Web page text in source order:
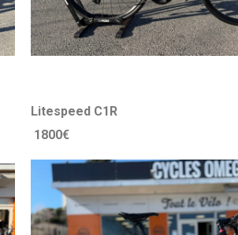
Litespeed
1800€